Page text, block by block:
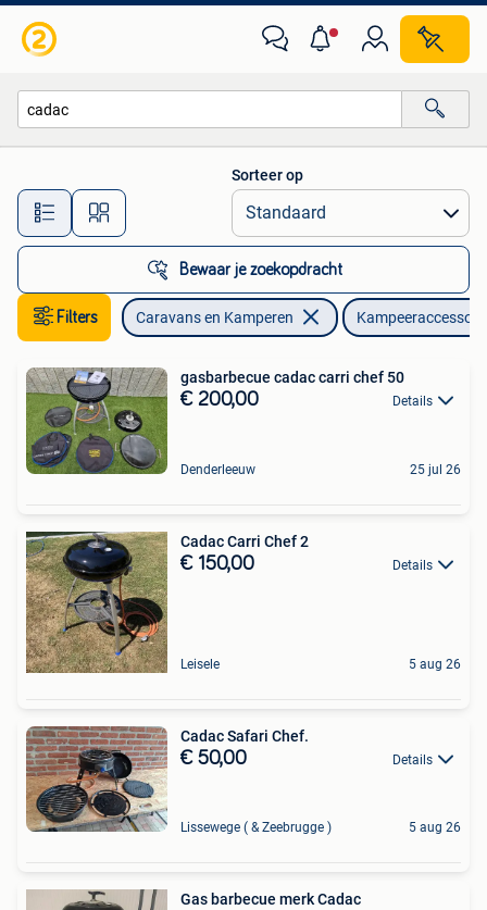
Alle afstanden…
Sorteer op
Bewaar je zoekopdracht
Filters Caravans en Kamperen
gasbarbecue cadac carri chef 50
€ 200,00 Details
Denderleeuw 25 jul 26
Cadac Carri Chef 2
€ 150,00 Details
Leisele 5 aug 26
Cadac Safari Chef.
€ 50,00 Details
Lissewege ( & Zeebrugge ) 5 aug 26
Gas barbecue merk Cadac